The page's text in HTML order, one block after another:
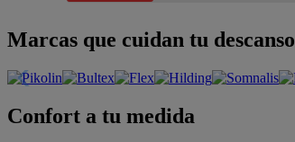
Marcas que cuidan tu descanso
Confort a tu medida